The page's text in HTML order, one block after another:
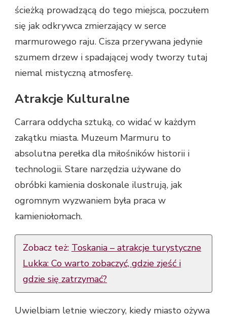
ścieżką prowadzącą do tego miejsca, poczułem
się jak odkrywca zmierzający w serce
marmurowego raju. Cisza przerywana jedynie
szumem drzew i spadającej wody tworzy tutaj
niemal mistyczną atmosferę.
Atrakcje Kulturalne
Carrara oddycha sztuką, co widać w każdym
zakątku miasta. Muzeum Marmuru to
absolutna perełka dla miłośników historii i
technologii. Stare narzędzia używane do
obróbki kamienia doskonale ilustrują, jak
ogromnym wyzwaniem była praca w
kamieniołomach.
Zobacz też: Toskania – atrakcje turystyczne
Lukka: Co warto zobaczyć, gdzie zjeść i
gdzie się zatrzymać?
Uwielbiam letnie wieczory, kiedy miasto ożywa